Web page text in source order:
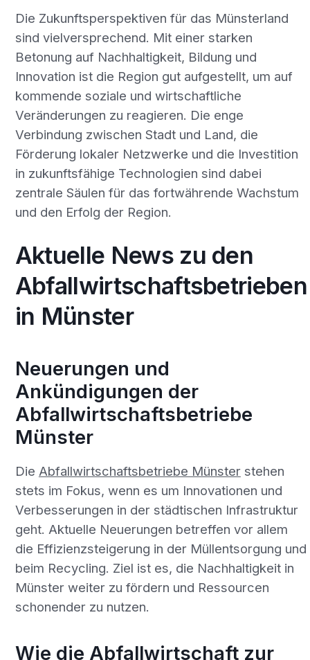
Die Zukunftsperspektiven für das Münsterland
sind vielversprechend. Mit einer starken
Betonung auf Nachhaltigkeit, Bildung und
Innovation ist die Region gut aufgestellt, um auf
kommende soziale und wirtschaftliche
Veränderungen zu reagieren. Die enge
Verbindung zwischen Stadt und Land, die
Förderung lokaler Netzwerke und die Investition
in zukunftsfähige Technologien sind dabei
zentrale Säulen für das fortwährende Wachstum
und den Erfolg der Region.
Aktuelle News zu den
Abfallwirtschaftsbetrieben
in Münster
Neuerungen und
Ankündigungen der
Abfallwirtschaftsbetriebe
Münster
Die Abfallwirtschaftsbetriebe Münsterstehen
stets im Fokus, wenn es um Innovationen und
Verbesserungen in der städtischen Infrastruktur
geht. Aktuelle Neuerungen betreffen vor allem
die Effizienzsteigerung in der Müllentsorgung und
beim Recycling. Ziel ist es, die Nachhaltigkeit in
Münster weiter zu fördern und Ressourcen
schonender zu nutzen.
Wie die Abfallwirtschaft zur